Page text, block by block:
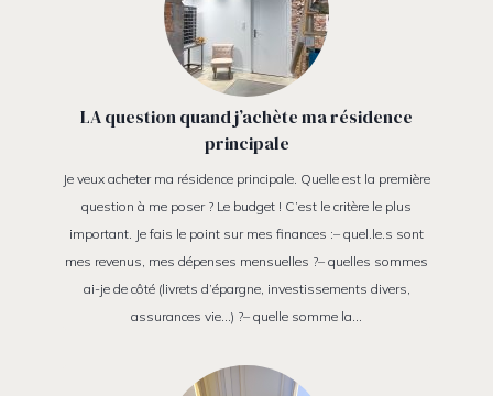
LA question quand j’achète ma résidence
principale
Je veux acheter ma résidence principale. Quelle est la première
question à me poser ? Le budget ! C’est le critère le plus
important. Je fais le point sur mes finances :– quel.le.s sont
mes revenus, mes dépenses mensuelles ?– quelles sommes
ai-je de côté (livrets d’épargne, investissements divers,
assurances vie…) ?– quelle somme la…